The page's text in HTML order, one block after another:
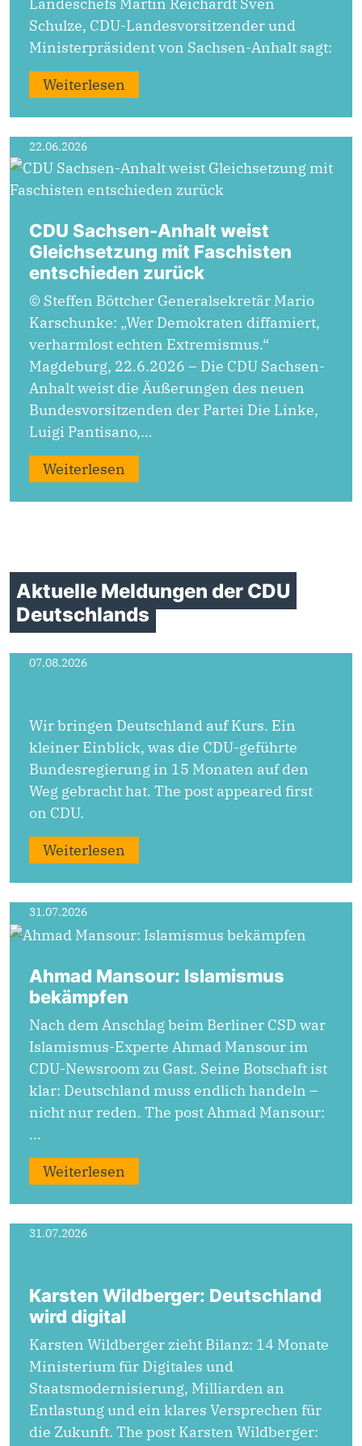
Schulze, CDU-Landesvorsitzender und
Ministerpräsident von Sachsen-Anhalt sagt:
Weiterlesen
22.06.2026
CDU Sachsen-Anhalt weist
Gleichsetzung mit Faschisten
entschieden zurück
© Steffen Böttcher Generalsekretär Mario
Karschunke: „Wer Demokraten diffamiert,
verharmlost echten Extremismus.“
Magdeburg, 22.6.2026 – Die CDU Sachsen-
Anhalt weist die Äußerungen des neuen
Bundesvorsitzenden der Partei Die Linke,
Luigi Pantisano,…
Weiterlesen
Aktuelle Meldungen der CDU
Deutschlands
07.08.2026
Wir bringen Deutschland auf Kurs. Ein
kleiner Einblick, was die CDU-geführte
Bundesregierung in 15 Monaten auf den
Weg gebracht hat. The post appeared first
on CDU.
Weiterlesen
31.07.2026
Ahmad Mansour: Islamismus
bekämpfen
Nach dem Anschlag beim Berliner CSD war
Islamismus-Experte Ahmad Mansour im
CDU-Newsroom zu Gast. Seine Botschaft ist
klar: Deutschland muss endlich handeln –
nicht nur reden. The post Ahmad Mansour:
…
Weiterlesen
31.07.2026
Karsten Wildberger: Deutschland
wird digital
Karsten Wildberger zieht Bilanz: 14 Monate
Ministerium für Digitales und
Staatsmodernisierung, Milliarden an
Entlastung und ein klares Versprechen für
die Zukunft. The post Karsten Wildberger: